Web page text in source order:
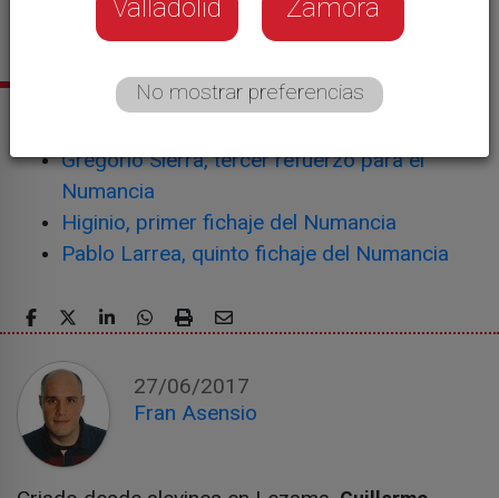
Noticias relacionadas
Gregorio Sierra, tercer refuerzo para el
Numancia
Higinio, primer fichaje del Numancia
Pablo Larrea, quinto fichaje del Numancia
27/06/2017
Fran Asensio
Valladolid Zamora
No mostrar preferencias